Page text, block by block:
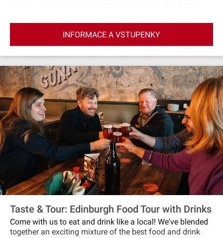
čarodějnictví, mučení a duších, zatímco procházíte
středověkými uličkami a podzemními sklepeními Blair
Street Underground Vaults. Průvodce v plášti vás provede
temnými jeskyněmi a vypráví vám skutečné a děsivé
příběhy. S příchodem noci se sejděte ve sklepě Megget's
Cellar na sklenku whisky, místní pivo nebo nealkoholický
nápoj.
INFORMACE A VSTUPENKY
Taste & Tour: Edinburgh Food Tour with Drinks
Come with us to eat and drink like a local! We've blended
together an exciting mixture of the best food and drink